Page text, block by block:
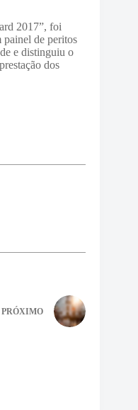
2017”, foi
painel de peritos
e distinguiu o
dos
PRÓXIMO